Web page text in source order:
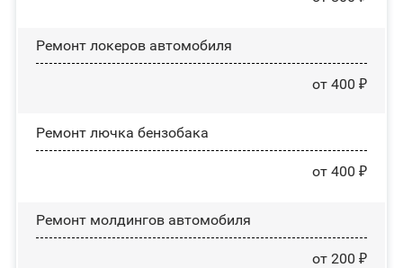
Ремонт лoĸepoв автомобиля
от 400 ₽
Ремонт лючка бензобака
от 400 ₽
Ремонт молдингов автомобиля
от 200 ₽